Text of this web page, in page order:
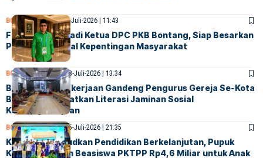
BONTANGPOLITIK24-Juli-2026 | 11:43
Firman Resmi Jadi Ketua DPC PKB Bontang, Siap Besarkan
Partai dan Kawal Kepentingan Masyarakat
BONTANGSOCIETY23-Juli-2026 | 13:34
BPJS Ketenagakerjaan Gandeng Pengurus Gereja Se-Kota
Bontang Tingkatkan Literasi Jaminan Sosial
Ketenagakerjaan
BONTANGSOCIETY15-Juli-2026 | 21:35
Komitmen Wujudkan Pendidikan Berkelanjutan, Pupuk
Kaltim Salurkan Beasiswa PKTPP Rp4,6 Miliar untuk Anak